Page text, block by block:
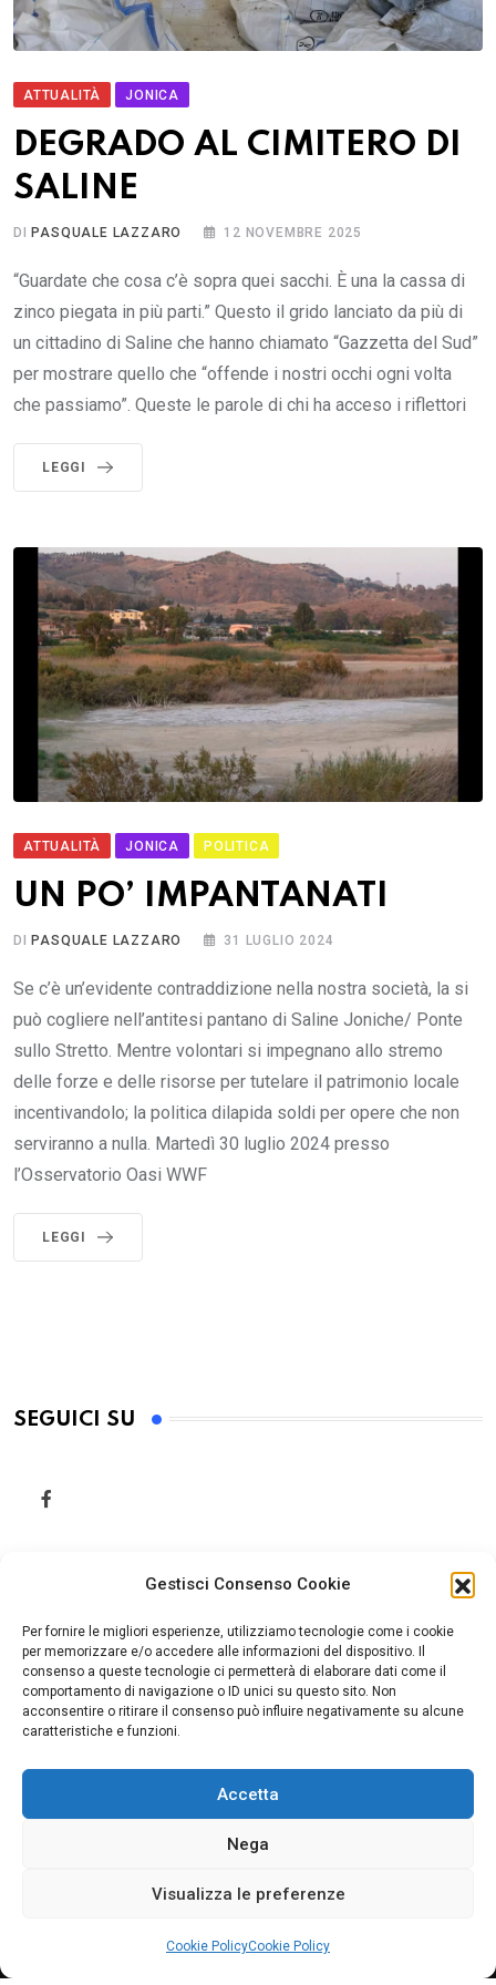
Gestisci Consenso Cookie
Per fornire le migliori esperienze, utilizziamo tecnologie come i cookie
per memorizzare e/o accedere alle informazioni del dispositivo. Il
consenso a queste tecnologie ci permetterà di elaborare dati come il
comportamento di navigazione o ID unici su questo sito. Non
acconsentire o ritirare il consenso può influire negativamente su alcune
caratteristiche e funzioni.
Accetta
Nega
Visualizza le preferenze
Cookie PolicyCookie Policy
ATTUALITÀ JONICA
DEGRADO AL CIMITERO DI
SALINE
DI PASQUALE LAZZARO 12 NOVEMBRE 2025
“Guardate che cosa c’è sopra quei sacchi. È una la cassa di
zinco piegata in più parti.” Questo il grido lanciato da più di
un cittadino di Saline che hanno chiamato “Gazzetta del Sud”
per mostrare quello che “offende i nostri occhi ogni volta
che passiamo”. Queste le parole di chi ha acceso i riflettori
LEGGI
ATTUALITÀ JONICA POLITICA
UN PO’ IMPANTANATI
DI PASQUALE LAZZARO 31 LUGLIO 2024
Se c’è un’evidente contraddizione nella nostra società, la si
può cogliere nell’antitesi pantano di Saline Joniche/ Ponte
sullo Stretto. Mentre volontari si impegnano allo stremo
delle forze e delle risorse per tutelare il patrimonio locale
incentivandolo; la politica dilapida soldi per opere che non
serviranno a nulla. Martedì 30 luglio 2024 presso
l’Osservatorio Oasi WWF
LEGGI
SEGUICI SU
Home Cookie Policy (UE)